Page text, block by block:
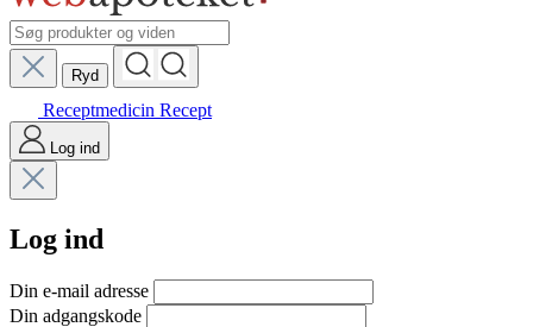
Ryd
Receptmedicin Recept
Log ind
Log ind
Din e-mail adresse
Din adgangskode